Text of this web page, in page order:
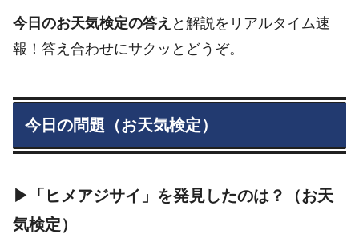
今日のお天気検定の答え と解説をリアルタイム速
報！答え合わせにサクッとどうぞ。
今日の問題（お天気検定）
▶「ヒメアジサイ」を発見したのは？（お天
気検定）